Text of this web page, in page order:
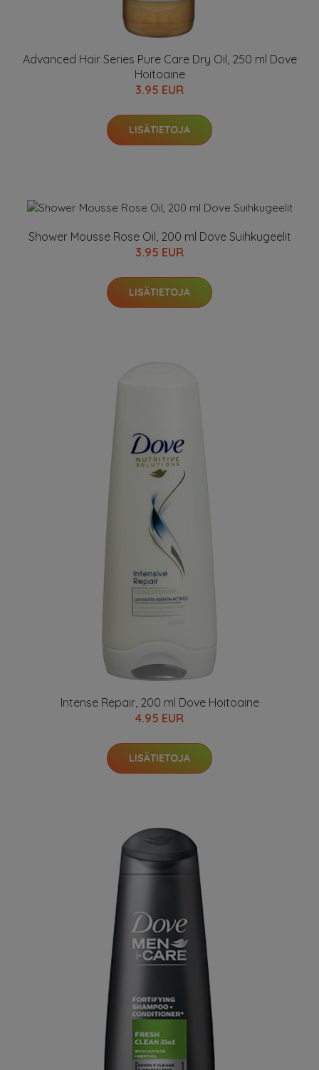
Advanced Hair Series Pure Care Dry Oil, 250 ml Dove
Hoitoaine
3.95 EUR
LISÄTIETOJA
Shower Mousse Rose Oil, 200 ml Dove Suihkugeelit
3.95 EUR
LISÄTIETOJA
Intense Repair, 200 ml Dove Hoitoaine
4.95 EUR
LISÄTIETOJA